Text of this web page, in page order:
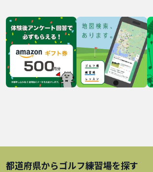
都道府県からゴルフ練習場を探す